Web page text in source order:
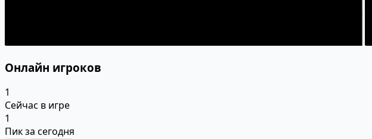
Онлайн игроков
1
Сейчас в игре
1
Пик за сегодня